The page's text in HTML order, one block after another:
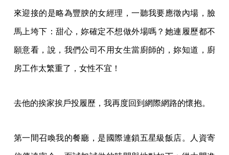
來迎接的是略為豐腴的女經理，一聽我要應徵內場，臉
馬上垮下：甜心，妳確定不想做外場嗎？她連履歷都不
願意看，說，我們公司不用女生當廚師的，妳知道，廚
房工作太繁重了，女性不宜！
去他的挨家挨戶投履歷，我再度回到網際網路的懷抱。
第一間召喚我的餐廳，是國際連鎖五星級飯店。人資寄